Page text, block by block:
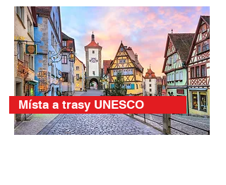
Místa a trasy UNESCO